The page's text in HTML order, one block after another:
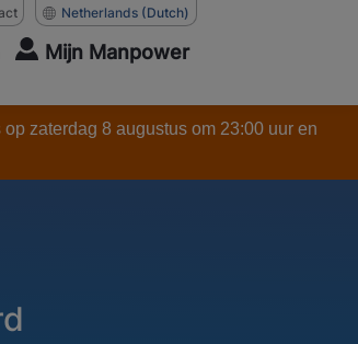
Netherlands (Dutch)
Mijn Manpower
zaterdag 8 augustus om 23:00 uur en